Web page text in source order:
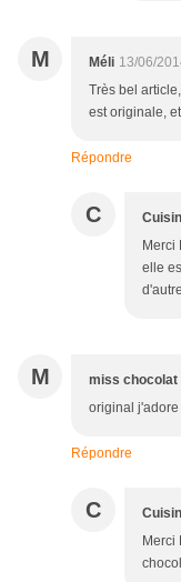
M Méli 13/06/
Très bel
est originale,
Répondre
C
Merci
elle
M miss chocolat
original j'adore
Répondre
C
Merci